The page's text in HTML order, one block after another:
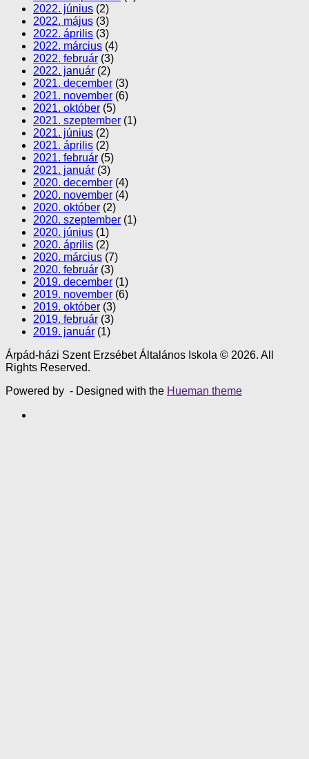
2022. június (2)
2022. május (3)
2022. április (3)
2022. március (4)
2022. február (3)
2022. január (2)
2021. december (3)
2021. november (6)
2021. október (5)
2021. szeptember (1)
2021. június (2)
2021. április (2)
2021. február (5)
2021. január (3)
2020. december (4)
2020. november (4)
2020. október (2)
2020. szeptember (1)
2020. június (1)
2020. április (2)
2020. március (7)
2020. február (3)
2019. december (1)
2019. november (6)
2019. október (3)
2019. február (3)
2019. január (1)
Árpád-házi Szent Erzsébet Általános Iskola © 2026. All
Rights Reserved.
Powered by - Designed with the Hueman theme